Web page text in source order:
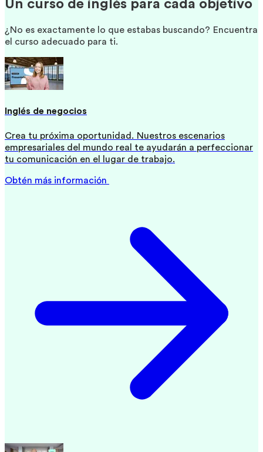
Un curso de inglés para cada objetivo
¿No es exactamente lo que estabas buscando? Encuentra
el curso adecuado para ti.
Inglés de negocios
Crea tu próxima oportunidad. Nuestros escenarios
empresariales del mundo real te ayudarán a perfeccionar
tu comunicación en el lugar de trabajo.
Obtén más información